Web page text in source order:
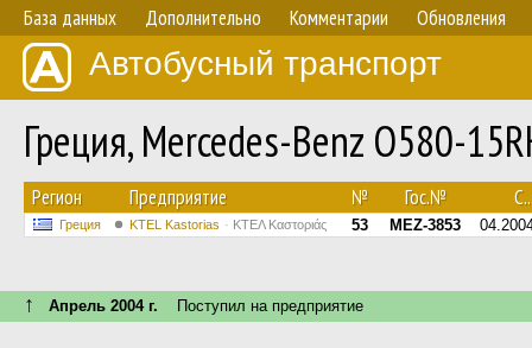
База данных Дополнительно Комментарии Обновления
Автобусный транспорт
Греция, Mercedes-Benz O580-
Регион Предприятие № Гос.№
Греция KTEL Kastorias ΚΤΕΛ Καστοριάς 53 MEZ-3853
↑ Апрель 2004 г. Поступил на предприятие